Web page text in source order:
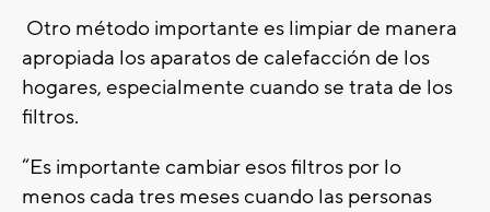
Otro método importante es limpiar de manera
apropiada los aparatos de calefacción de los
hogares, especialmente cuando se trata de los
filtros.
“Es importante cambiar esos filtros por lo
menos cada tres meses cuando las personas